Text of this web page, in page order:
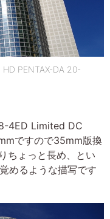
PENTAX-DA 20-
4ED Limited DC
ですので35mm版換
ちょっと長め、とい
めるような描写です